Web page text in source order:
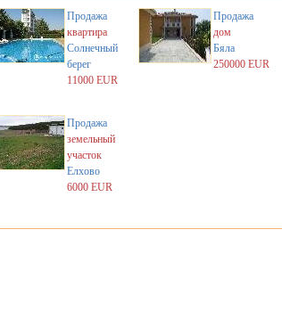
Продажа
квартира
Солнечный
берег
11000 EUR
Продажа
дом
Бяла
250000 EUR
Продажа
земельный
участок
Елхово
6000 EUR